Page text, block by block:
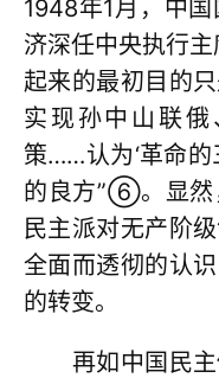
1948年1月，中
济深任中央执行
起来的最初目的
实现孙中山联
策……认为‘革命的
的良方”⑥。显然
民主派对无产阶
全面而透彻的认
的转变。
再如中国民主